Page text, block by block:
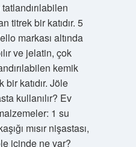
titrek bir katıdır. 5
markası altında
ve jelatin, çok
kemik
bir katıdır. Jöle
kullanılır? Ev
1 su
mısır nişastası,
içinde ne var?